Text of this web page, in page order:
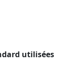
utilisées